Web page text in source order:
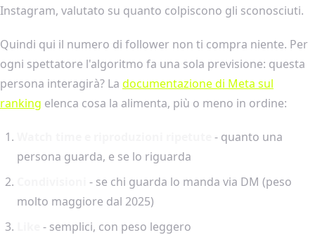
Instagram, valutato su quanto colpiscono gli sconosciuti.
Quindi qui il numero di follower non ti compra niente. Per
ogni spettatore l'algoritmo fa una sola previsione: questa
persona interagirà? La documentazione di Meta sul
ranking elenca cosa la alimenta, più o meno in ordine:
- quanto una
persona guarda, e se lo riguarda
- se chi guarda lo manda via DM (peso
molto maggiore dal 2025)
- semplici, con peso leggero